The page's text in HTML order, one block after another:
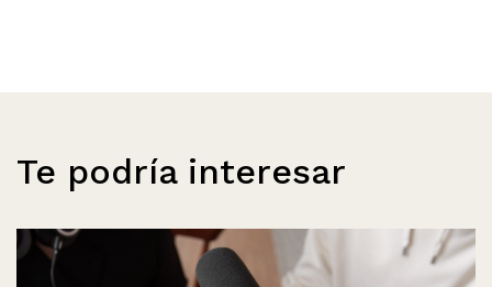
Te podría interesar